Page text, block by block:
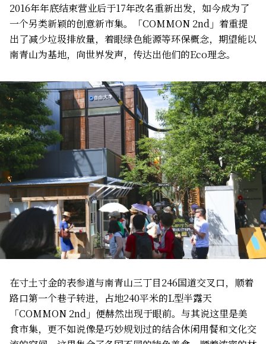
2016年年底结束营业后于17年改名重新出发，如今成为了
一个另类新颖的创意新市集。「COMMON 2nd」着重提
出了减少垃圾排放量，着眼绿色能源等环保概念，期望能以
南青山为基地，向世界发声，传达出他们的Eco理念。
在寸土寸金的表参道与南青山三丁目246国道交叉口，顺着
路口第一个巷子转进，占地240平米的L型半露天
「COMMON 2nd」便赫然出现于眼前。与其说这里是美
食市集，更不如说像是巧妙规划过的结合休闲用餐和文化交